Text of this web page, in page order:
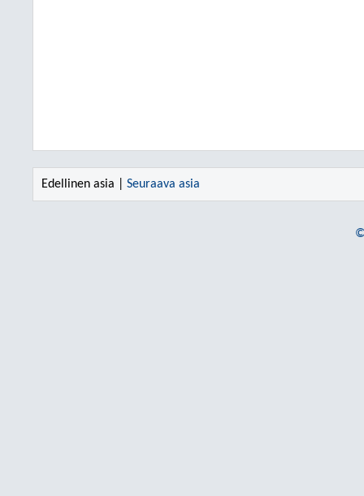
Edellinen asia | Seuraava asia